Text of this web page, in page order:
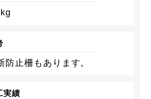
防止柵もあります。
実績